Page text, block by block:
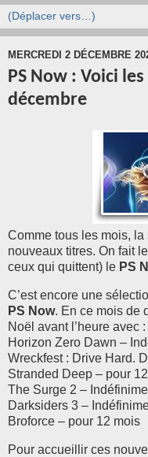
MERCREDI 2 DÉCEMBRE
PS Now : Voici
décembre
Comme tous les mois, la
nouveaux titres. On fait
ceux qui quittent) le PS
C’est encore une
PS Now. En ce mois de
Noël avant l’heure avec :
Horizon Zero Dawn –
Wreckfest : Drive Hard.
Stranded Deep – pour
The Surge 2 –
Darksiders 3 –
Broforce – pour 12 mois
Pour accueillir ces